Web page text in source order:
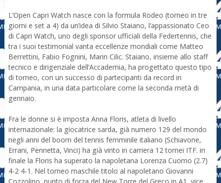
L’Open Capri Watch nasce con la formula Rodeo (torneo in tre
giorni e set a 4) da un’idea di Silvio Staiano, l’appassionato Ceo
di Capri Watch, uno degli sponsor ufficiali della Federtennis, che
tra i suoi testimonial vanta eccellenze mondiali come Matteo
Berrettini, Fabio Fognini, Marin Cilic. Staiano, insieme allo staff
tecnico e dirigenziale dell’Accademia, ha progettato questo tipo
di torneo, con un successo di partecipanti da record in
Campania, in una data particolare come la seconda metà di
gennaio.
Fra le donne si è imposta Anna Floris, atleta di livello
internazionale: la giocatrice sarda, già numero 129 del mondo
negli anni del boom del tennis femminile italiano (Schiavone,
Errani, Pennetta, Vinci) ha già vinto in carriera 12 tornei ITF. in
finale la Floris ha superato la napoletana Lorenza Cuomo (2.7)
4-2 4-1. Nel torneo maschile titolo al napoletano Giovanni